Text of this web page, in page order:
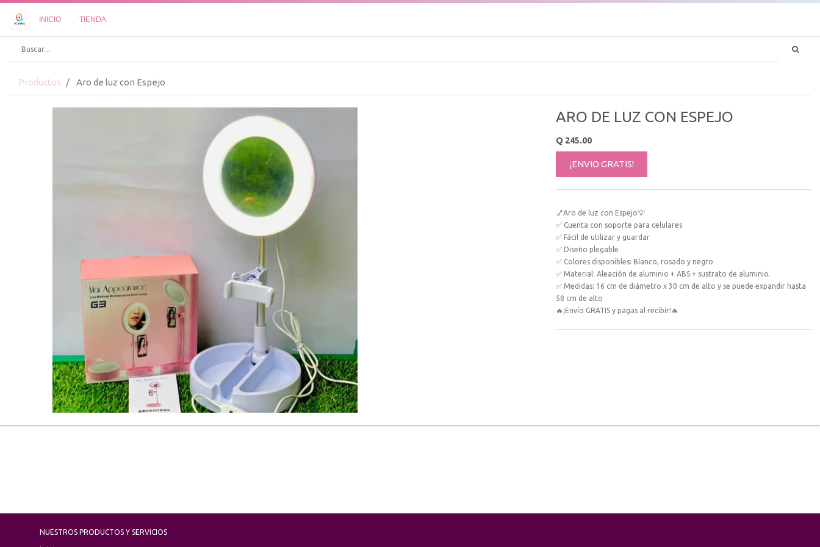
INICIO TIENDA
Productos Aro de luz con Espejo
ARO DE LUZ CON ESPEJO
Q 245.00
¡ENVIO GRATIS!
💅Aro de luz con Espejo💡
✅ Cuenta con soporte para celulares
✅ Fácil de utilizar y guardar
✅ Diseño plegable
✅ Colores disponibles: Blanco, rosado y negro
✅ Material: Aleación de aluminio + ABS + sustrato de aluminio.
✅ Medidas: 16 cm de diámetro x 30 cm de alto y se puede expandir hasta
58 cm de alto
🔥¡Envío GRATIS y pagas al recibir!🔥
NUESTROS PRODUCTOS Y SERVICIOS